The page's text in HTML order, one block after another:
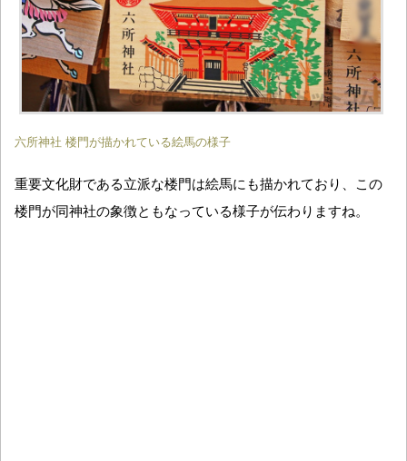
六所神社 楼門が描かれている絵馬の様子
重要文化財である立派な楼門は絵馬にも描かれており、この
楼門が同神社の象徴ともなっている様子が伝わりますね。